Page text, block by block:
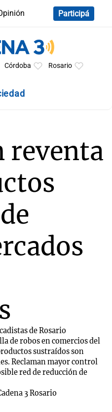
Participá
Córdoba Rosario
reventa
de Rosario
de robos en comercios del
sustraídos son
Reclaman mayor control
red de reducción de
3 Rosario